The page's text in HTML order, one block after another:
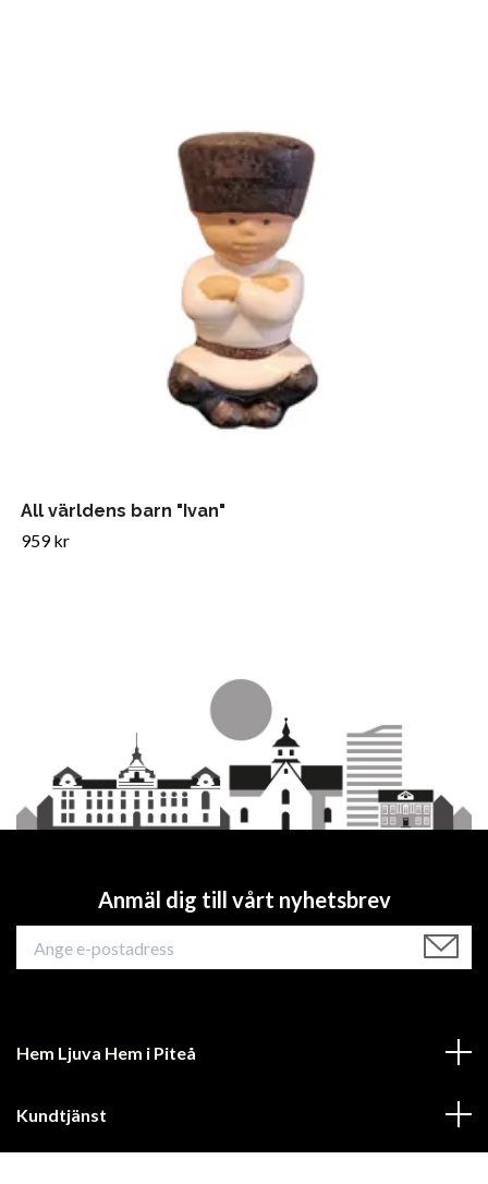
All världens barn "Ivan"
959 kr
Anmäl dig till vårt nyhetsbrev
Hem Ljuva Hem i Piteå
Kundtjänst